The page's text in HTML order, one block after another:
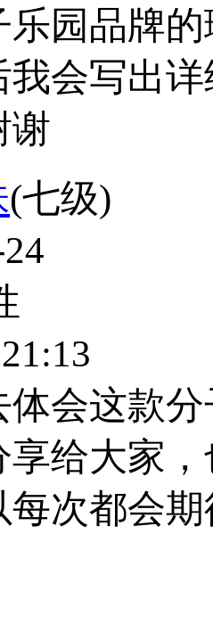
乐园品牌
我会写出
谢
(七级)
体会这款
享给大家
每次都会